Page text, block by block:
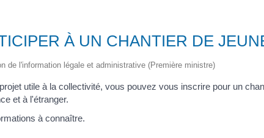
À UN CHANTIER DE
de l'information légale et administrative (Première ministre)
utile à la collectivité, vous pouvez vous inscrire pour un
et à l'étranger.
à connaître.